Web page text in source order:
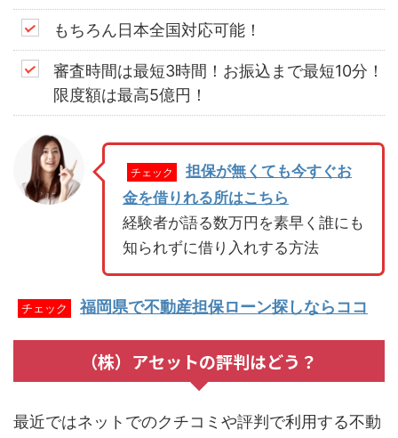
もちろん日本全国対応可能！
審査時間は最短3時間！お振込まで最短10分！
限度額は最高5億円！
チェック
担保が無くても今すぐお
金を借りれる所はこちら
経験者が語る数万円を素早く誰にも
知られずに借り入れする方法
チェック 福岡県で不動産担保ローン探しならココ
（株）アセットの評判はどう？
最近ではネットでのクチコミや評判で利用する不動